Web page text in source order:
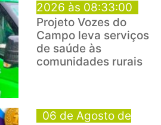
2026 às 08:33:00
Projeto Vozes do
Campo leva serviços
de saúde às
comunidades rurais
06 de Agosto de